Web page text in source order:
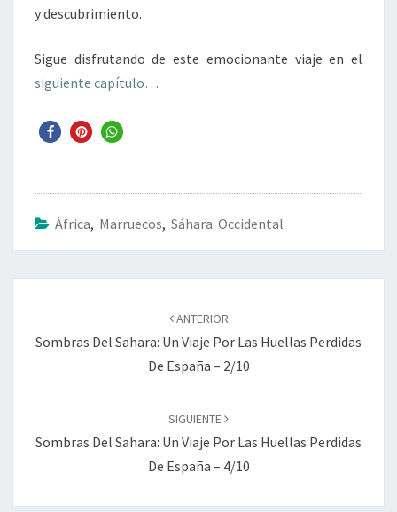
y descubrimiento.
Sigue disfrutando de este emocionante viaje en el
siguiente capítulo…
África, Marruecos, Sáhara Occidental
entradas
ANTERIOR
Sombras Del Sahara: Un Viaje Por Las Huellas Perdidas
De España – 2/10
SIGUIENTE
Sombras Del Sahara: Un Viaje Por Las Huellas Perdidas
De España – 4/10